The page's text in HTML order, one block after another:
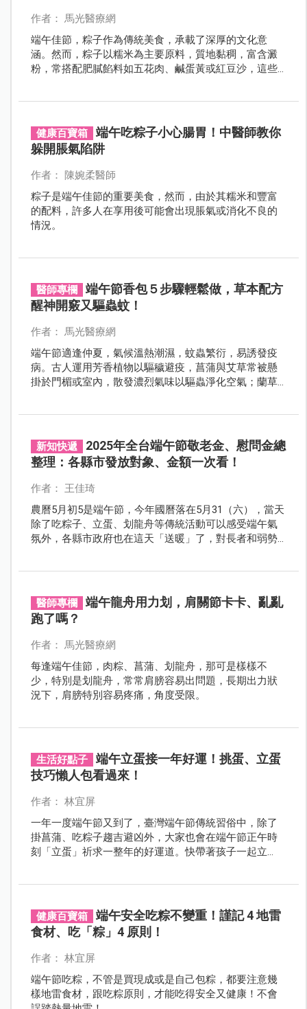
作者： 馬光醫療網
端午佳節，粽子作為傳統美食，承載了深厚的文化意
涵。然而，粽子以糯米為主要原料，質地黏稠，富含澱
粉，常搭配肥膩餡料如五花肉、鹹蛋黃或紅豆沙，這些
健康百寶箱
端午吃粽子小心腸胃！中醫師教你
躲開脹氣陷阱
作者： 陳婉柔醫師
粽子是端午佳節的重要美食，然而，由於其糯米和豐富
的配料，許多人在享用後可能會出現脹氣或消化不良的
情況。
醫師專欄
端午節香包５步驟輕鬆做，草本配方
醒神開竅又驅蟲蚊！
作者： 馬光醫療網
端午節適逢仲夏，氣候溫熱潮濕，蚊蟲繁衍，易誘發疫
病。古人運用芳香植物以驅穢避疫，菖蒲與艾草常被懸
掛於門楣或室內，散發濃烈氣味以驅蟲淨化空氣；蘭草
新知快遞
2025年全台端午節敬老金、慰問金總
整理：各縣市發放對象、金額一次看！
作者： 王佳琦
農曆5月初5是端午節，今年國曆落在5月31（六），當天
除了吃粽子、立蛋、划龍舟等傳統活動可以感受端午氣
氛外，各縣市政府也在這天「送暖」了，對長者和弱勢
醫師專欄
端午龍舟用力划，肩關節卡卡、亂亂
跑了嗎？
作者： 馬光醫療網
每逢端午佳節，肉粽、菖蒲、划龍舟，那可是樣樣不
少，特別是划龍舟，常常肩膀容易出問題，長期出力狀
況下，肩膀特別容易疼痛，角度受限。
生活好點子
端午立蛋接一年好運！挑蛋、立蛋
技巧懶人包看過來！
作者： 林宜屏
一年一度端午節又到了，臺灣端午節傳統習俗中，除了
掛菖蒲、吃粽子趨吉避凶外，大家也會在端午節正午時
刻「立蛋」祈求一整年的好運道。快帶著孩子一起立
健康百寶箱
端午安全吃粽不變重！謹記 4 地雷
食材、吃「粽」4 原則！
作者： 林宜屏
端午節吃粽，不管是買現成或是自己包粽，都要注意幾
樣地雷食材，跟吃粽原則，才能吃得安全又健康！不會